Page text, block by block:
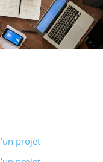
projet